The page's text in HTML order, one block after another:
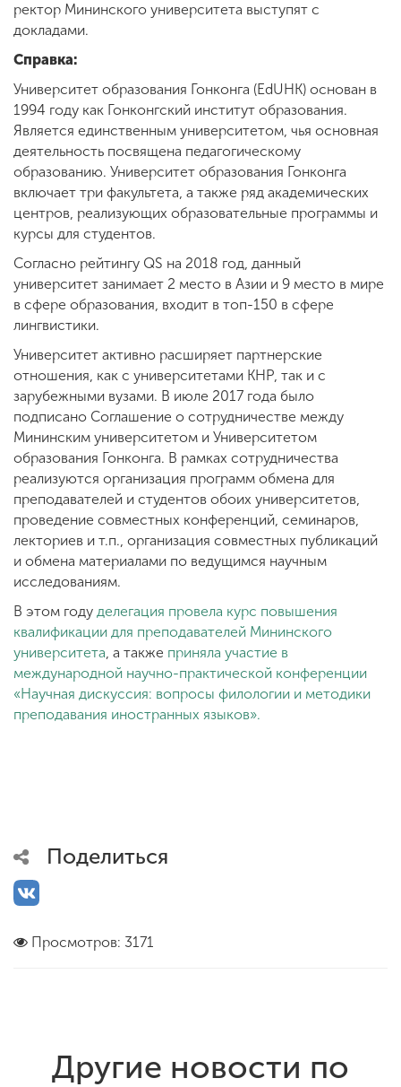
ректор Мининского университета выступят с
докладами.
Справка:
Университет образования Гонконга (EdUHK) основан в
1994 году как Гонконгский институт образования.
Является единственным университетом, чья основная
деятельность посвящена педагогическому
образованию. Университет образования Гонконга
включает три факультета, а также ряд академических
центров, реализующих образовательные программы и
курсы для студентов.
Согласно рейтингу QS на 2018 год, данный
университет занимает 2 место в Азии и 9 место в мире
в сфере образования, входит в топ-150 в сфере
лингвистики.
Университет активно расширяет партнерские
отношения, как с университетами КНР, так и с
зарубежными вузами. В июле 2017 года было
подписано Соглашение о сотрудничестве между
Мининским университетом и Университетом
образования Гонконга. В рамках сотрудничества
реализуются организация программ обмена для
преподавателей и студентов обоих университетов,
проведение совместных конференций, семинаров,
лекториев и т.п., организация совместных публикаций
и обмена материалами по ведущимся научным
исследованиям.
В этом году делегация провела курс повышения
квалификации для преподавателей Мининского
университета , а также приняла участие в
международной научно-практической конференции
«Научная дискуссия: вопросы филологии и методики
преподавания иностранных языков».
Поделиться
Просмотров: 3171
Другие новости по